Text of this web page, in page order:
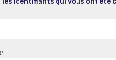
les identifiants qui vous ont été